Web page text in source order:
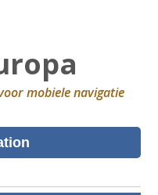
mobiele navigatie